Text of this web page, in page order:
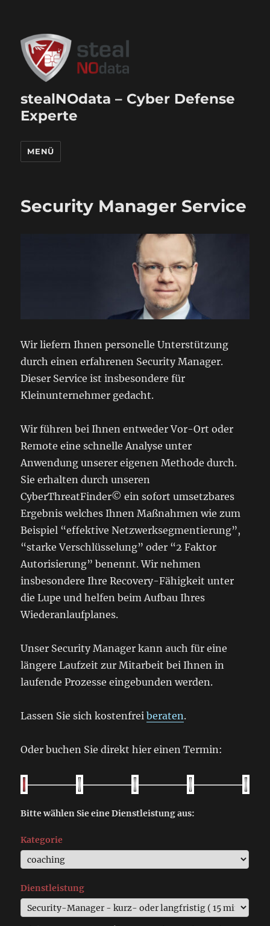
stealNOdata – Cyber Defense
Experte
MENÜ
Security Manager Service
Wir liefern Ihnen personelle Unterstützung
durch einen erfahrenen Security Manager.
Dieser Service ist insbesondere für
Kleinunternehmer gedacht.
Wir führen bei Ihnen entweder Vor-Ort oder
Remote eine schnelle Analyse unter
Anwendung unserer eigenen Methode durch.
Sie erhalten durch unseren
CyberThreatFinder© ein sofort umsetzbares
Ergebnis welches Ihnen Maßnahmen wie zum
Beispiel “effektive Netzwerksegmentierung”,
“starke Verschlüsselung” oder “2 Faktor
Autorisierung” benennt. Wir nehmen
insbesondere Ihre Recovery-Fähigkeit unter
die Lupe und helfen beim Aufbau Ihres
Wiederanlaufplanes.
Unser Security Manager kann auch für eine
längere Laufzeit zur Mitarbeit bei Ihnen in
laufende Prozesse eingebunden werden.
Lassen Sie sich kostenfreiberaten.
Oder buchen Sie direkt hier einen Termin:
Bitte wählen Sie eine Dienstleistung aus:
Kategorie
Dienstleistung